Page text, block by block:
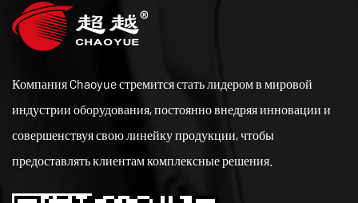
Компания Chaoyue стремится стать лидером в мировой
индустрии оборудования, постоянно внедряя инновации и
совершенствуя свою линейку продукции, чтобы
предоставлять клиентам комплексные решения.